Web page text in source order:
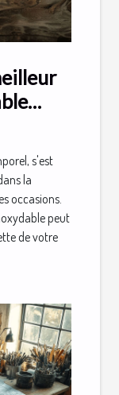
s'est
la
occasions.
peut
de votre